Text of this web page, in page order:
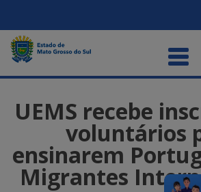
UEMS recebe
voluntários
ensinarem
Migrantes